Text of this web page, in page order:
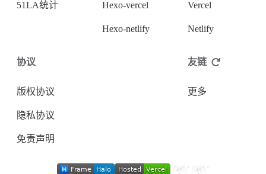
51LA统计 Hexo-vercel
Hexo-netlify
Vercel
Netlify
协议
版权协议
隐私协议
免责声明
友链
更多